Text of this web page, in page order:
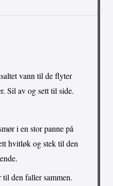
vann til de flyter
Sil av og sett til side.
i en stor panne på
hvitløk og stek til den
den faller sammen.